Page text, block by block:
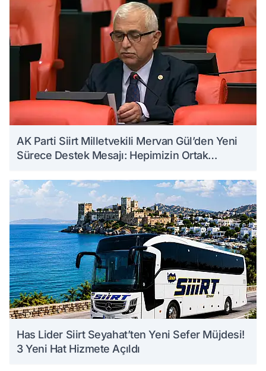
AK Parti Siirt Milletvekili Mervan Gül’den Yeni
Sürece Destek Mesajı: Hepimizin Ortak
Has Lider Siirt Seyahat’ten Yeni Sefer Müjdesi!
3 Yeni Hat Hizmete Açıldı